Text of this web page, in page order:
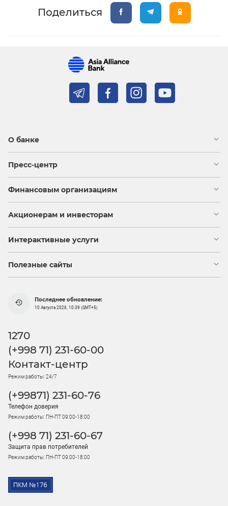
Поделиться
О банке
Пресс-центр
Финансовым организациям
Акционерам и инвесторам
Интерактивные услуги
Полезные сайты
Последнее обновление:
10 Августа 2026, 10:39 (GMT+5)
1270
(+998 71) 231-60-00
Контакт-центр
Режим работы: 24/7
(+99871) 231-60-76
Телефон доверия
Режим работы: ПН-ПТ 09:00-18:00
(+998 71) 231-60-67
Защита прав потребителей
Режим работы: ПН-ПТ 09:00-18:00